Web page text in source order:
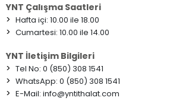
YNT Çalışma Saatleri
> Hafta içi: 10.00 ile 18.00
> Cumartesi: 10.00 ile 14.00
YNT İletişim Bilgileri
> Tel No: 0 (850) 308 1541
> WhatsApp: 0 (850) 308 1541
> E-Mail: info@yntithalat.com